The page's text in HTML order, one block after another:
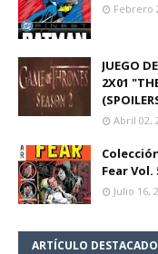
Febrero
JUEGO
2X01
Abril 02,
Fear Vol.
Julio 16,
ARTÍCULO DESTACADO